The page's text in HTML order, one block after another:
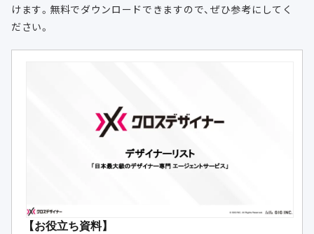
けます。無料でダウンロードできますので、ぜひ参考にしてく
ださい。
【お役立ち資料】